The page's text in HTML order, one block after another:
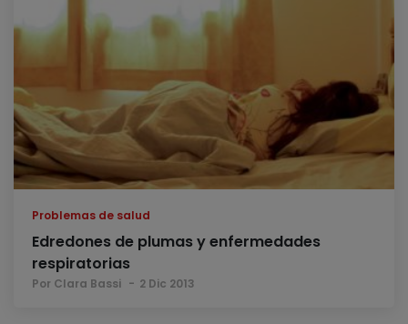
Problemas de salud
Edredones de plumas y enfermedades
respiratorias
Por Clara Bassi 2 Dic 2013